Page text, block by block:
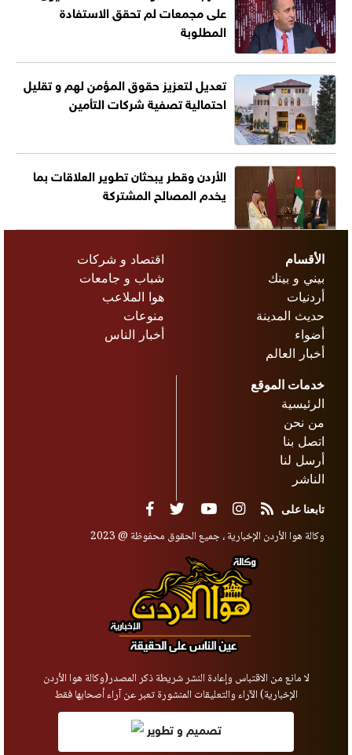
على مجمعات لم تحقق الاستفادة
المطلوبة
تعديل لتعزيز حقوق المؤمن لهم و تقليل
احتمالية تصفية شركات التأمين
الأردن وقطر يبحثان تطوير العلاقات بما
يخدم المصالح المشتركة
الأقسام
بيني و بينك
أردنيات
حديث المدينة
أضواء
أخبار العالم
اقتصاد و شركات
شباب و جامعات
هوا الملاعب
منوعات
أخبار الناس
خدمات الموقع
الرئيسية
من نحن
اتصل بنا
أرسل لنا
الناشر
تابعنا على
وكالة هوا الأردن الإخبارية ، جميع الحقوق محفوظة @ 2023
لا مانع من الاقتباس وإعادة النشر شريطة ذكر المصدر(وكالة هوا الأردن
الإخبارية) الآراء والتعليقات المنشورة تعبر عن آراء أصحابها فقط
تصميم و تطوير